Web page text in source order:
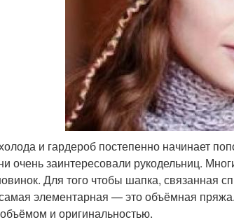
и гардероб постепенно начинает
очень заинтересовали рукодельниц.
Для того чтобы шапка, связанная
элементарная — это объёмная
и оригинальностью.